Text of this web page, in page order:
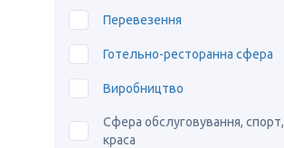
Перевезення
Готельно-ресторанна сфера
Виробництво
Сфера обслуговування, спорт,
краса